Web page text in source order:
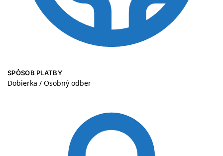
SPÔSOB PLATBY
Dobierka / Osobný odber